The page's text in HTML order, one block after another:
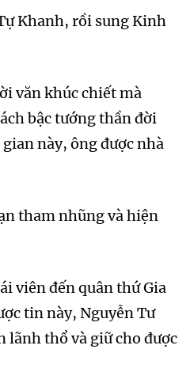
Khanh, rồi sung Kinh
văn khúc chiết mà
bậc tướng thần đời
này, ông được nhà
tham nhũng và hiện
viên đến quân thứ Gia
tin này, Nguyễn Tư
lãnh thổ và giữ cho được